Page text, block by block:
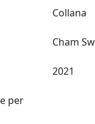
Collana
per